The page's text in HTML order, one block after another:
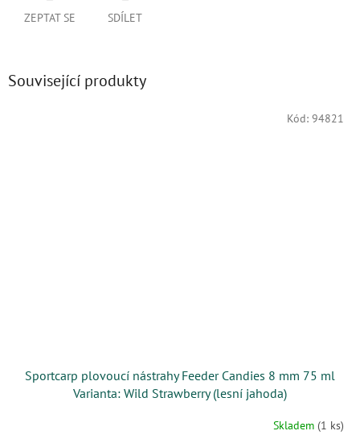
ZEPTAT SE SDÍLET
Související produkty
Sportcarp plovoucí nástrahy Feeder Candies 8 mm 75 ml
Varianta: Wild Strawberry (lesní jahoda)
Skladem (1 ks)
Kód: 94821